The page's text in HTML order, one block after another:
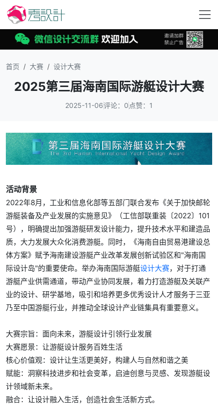
首页 大赛 设计大赛
2025第三届海南国际游艇设计大赛
2025-11-06评论：0 点赞：1
活动背景
2022年8月，工业和信息化部等五部门联合发布《关于加快邮轮
游艇装备及产业发展的实施意见》（工信部联重装〔2022〕101
号），明确提出加强游艇研发设计能力，提升技术水平和建造品
质，大力发展大众化消费游艇。同时，《海南自由贸易港建设总
体方案》赋予海南建设游艇产业改革发展创新试验区和"海南国
际设计岛"的重要使命。举办海南国际游艇设计大赛，对于打通
游艇产业供需通道，带动产业协同发展，着力打造游艇及关联产
业的设计、研学基地，吸引和培养更多优秀设计人才服务于三亚
乃至中国游艇行业，并推动全球设计产业链集具有重要意义。
大赛宗旨：面向未来，游艇设计引领行业发展
大赛愿景：让游艇设计服务百姓生活
核心价值观：设计让生活更美好，构建人与自然和谐之美
赋能：洞察科技进步和社会变革，启迪创意与灵感、发现游艇设
计领域新未来。
融合：让设计融入生活，创造社会生活新方式。